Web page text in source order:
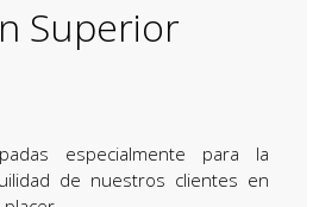
Superior
especialmente para la
de nuestros clientes en